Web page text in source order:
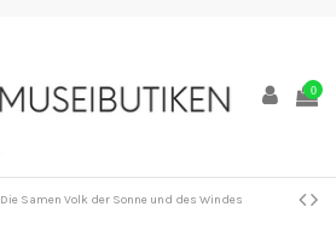
0
Die Samen Volk der Sonne und des Windes